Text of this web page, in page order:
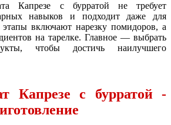
Капрезе с бурратой не требует
навыков и подходит даже для
включают нарезку помидоров, а
на тарелке. Главное — выбрать
чтобы достичь наилучшего
Капрезе с бурратой -